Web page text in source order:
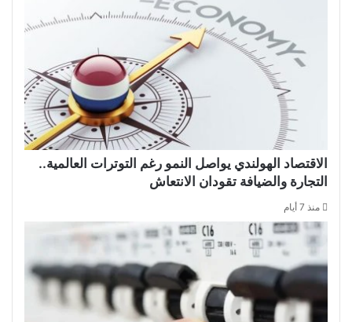
الاقتصاد الهولندي يواصل النمو رغم التوترات العالمية..
التجارة والضيافة تقودان الانتعاش
منذ 7 أيام